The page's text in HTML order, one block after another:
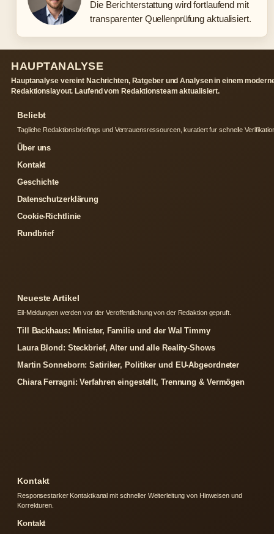
Die Berichterstattung wird fortlaufend mit
transparenter Quellenprüfung aktualisiert.
HAUPTANALYSE
Hauptanalyse vereint Nachrichten, Ratgeber und Analysen in einem
Redaktionslayout. Laufend vom Redaktionsteam aktualisiert.
Beliebt
Tagliche Redaktionsbriefings und Vertrauensressourcen, kuratiert fur schnelle
Über uns
Kontakt
Geschichte
Datenschutzerklärung
Cookie-Richtlinie
Rundbrief
Neueste Artikel
Eil-Meldungen werden vor der Veroffentlichung von der Redaktion gepruft.
Till Backhaus: Minister, Familie und der Wal Timmy
Laura Blond: Steckbrief, Alter und alle Reality-Shows
Martin Sonneborn: Satiriker, Politiker und EU-Abgeordneter
Chiara Ferragni: Verfahren eingestellt, Trennung & Vermögen
Kontakt
Responsestarker Kontaktkanal mit schneller Weiterleitung von Hinweisen und
Korrekturen.
Kontakt